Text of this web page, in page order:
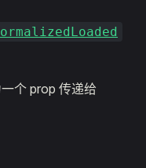
个 prop 传递给